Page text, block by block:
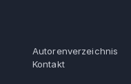
Autorenverzeichnis
Kontakt